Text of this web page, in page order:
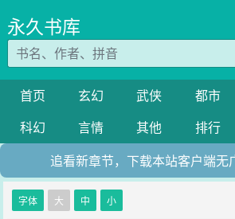
永久书库
首页 玄幻 武侠 都市
科幻
言情 其他 排行
追看新章节，下载本站客户端无
字体 大 中 小